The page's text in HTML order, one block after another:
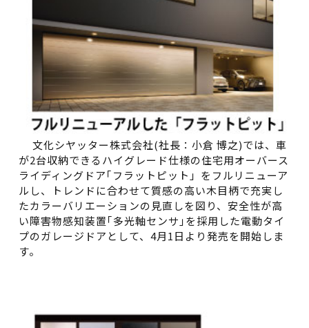
文化シヤッター株式会社(社長：小倉 博之)では、車
が2台収納できるハイグレード仕様の住宅用オーバース
ライディングドア｢フラットピット」をフルリニューア
ルし、トレンドに合わせて質感の高い木目柄で充実し
たカラーバリエーションの見直しを図り、安全性が高
い障害物感知装置｢多光軸センサ｣を採用した電動タイ
プのガレージドアとして、4月1日より発売を開始しま
す。